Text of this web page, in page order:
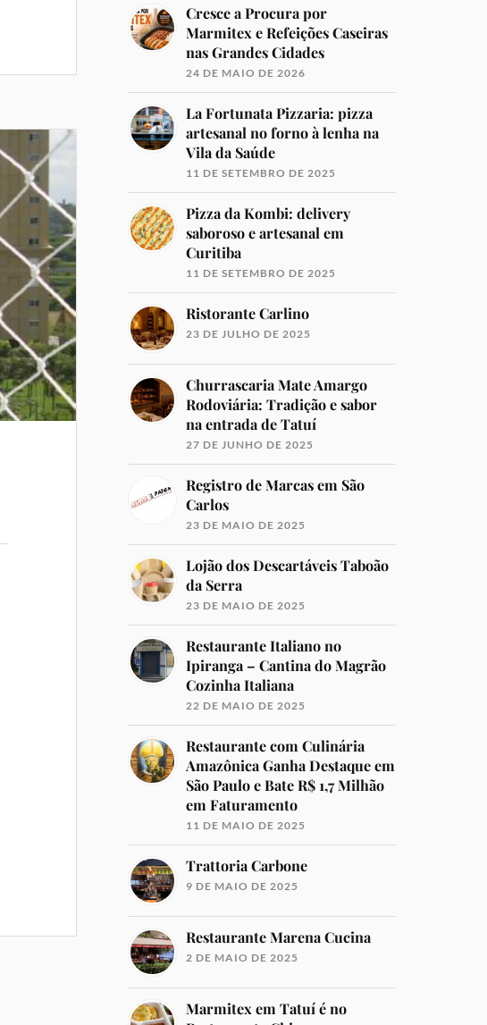
Cresce a Procura por
Marmitex e Refeições Caseiras
nas Grandes Cidades
24 DE MAIO DE 2026
La Fortunata Pizzaria: pizza
artesanal no forno à lenha na
Vila da Saúde
11 DE SETEMBRO DE 2025
Pizza da Kombi: delivery
saboroso e artesanal em
Curitiba
11 DE SETEMBRO DE 2025
Ristorante Carlino
23 DE JULHO DE 2025
Churrascaria Mate Amargo
Rodoviária: Tradição e sabor
na entrada de Tatuí
27 DE JUNHO DE 2025
Registro de Marcas em São
Carlos
23 DE MAIO DE 2025
Lojão dos Descartáveis Taboão
da Serra
23 DE MAIO DE 2025
Restaurante Italiano no
Ipiranga – Cantina do Magrão
Cozinha Italiana
22 DE MAIO DE 2025
Restaurante com Culinária
Amazônica Ganha Destaque em
São Paulo e Bate R$ 1,7 Milhão
em Faturamento
11 DE MAIO DE 2025
Trattoria Carbone
9 DE MAIO DE 2025
Restaurante Marena Cucina
2 DE MAIO DE 2025
Marmitex em Tatuí é no